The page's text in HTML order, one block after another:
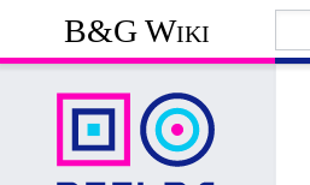
B&G Wiki